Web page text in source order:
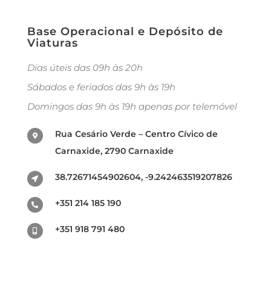
Base Operacional e Depósito de
Viaturas
Dias úteis das 09h às 20h
Sábados e feriados das 9h às 19h
Domingos das 9h às 19h apenas por telemóvel
Rua Cesário Verde – Centro Cívico de
Carnaxide, 2790 Carnaxide
38.72671454902604, -9.242463519207826
+351 214 185 190
+351 918 791 480